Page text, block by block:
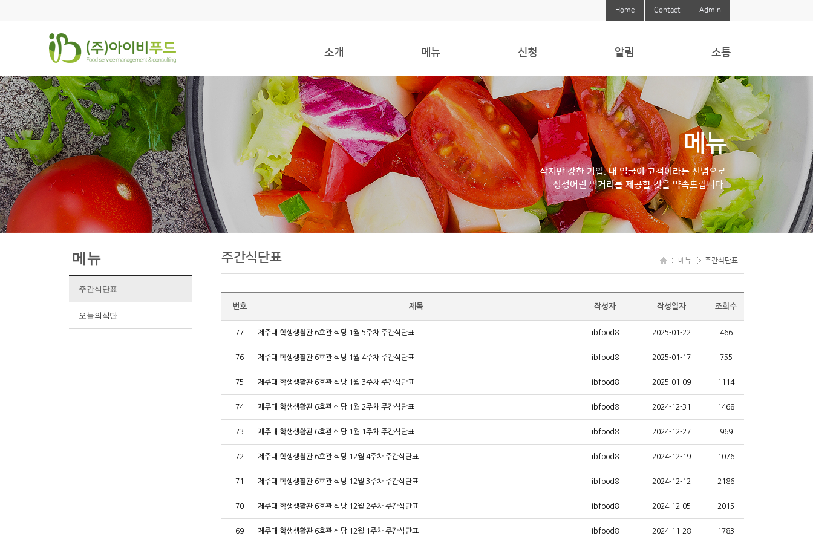
Home Contact Admin
소개
인사말
오시는 길
메뉴
주간식단표
오늘의식단
신청
환불신청
알림
알림
소통
Q&A
식당에바란다
메뉴
작지만 강한 기업, 내 얼굴이 고객이라는 신념으로
정성어린 먹거리를 제공할 것을 약속드립니다.
메뉴
주간식단표
오늘의식단
메뉴 주간식단표
주간식단표
번호 제목 작성자 작성일자 조회수
77 제주대 학생생활관 6호관 식당 1월 5주차 주간식단표 ibfood8 2025-01-22 466
76 제주대 학생생활관 6호관 식당 1월 4주차 주간식단표 ibfood8 2025-01-17 755
75 제주대 학생생활관 6호관 식당 1월 3주차 주간식단표 ibfood8 2025-01-09 1114
74 제주대 학생생활관 6호관 식당 1월 2주차 주간식단표 ibfood8 2024-12-31 1468
73 제주대 학생생활관 6호관 식당 1월 1주차 주간식단표 ibfood8 2024-12-27 969
72 제주대 학생생활관 6호관 식당 12월 4주차 주간식단표 ibfood8 2024-12-19 1076
71 제주대 학생생활관 6호관 식당 12월 3주차 주간식단표 ibfood8 2024-12-12 2186
70 제주대 학생생활관 6호관 식당 12월 2주차 주간식단표 ibfood8 2024-12-05 2015
69 제주대 학생생활관 6호관 식당 12월 1주차 주간식단표 ibfood8 2024-11-28 1783